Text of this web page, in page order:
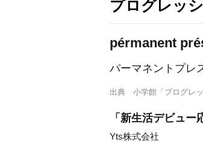
プログレッ
pérmanent
パーマネントプレ
出典 小学館「プログレ
「新生活デビュ
Yts株式会社